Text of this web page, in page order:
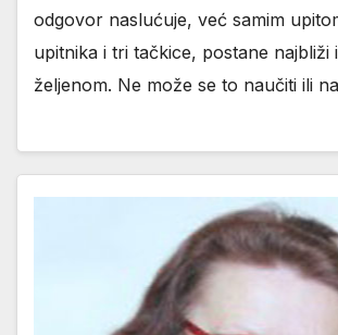
odgovor naslućuje, već samim
upitnika i tri tačkice, postane najbliži
željenom. Ne može se to naučiti ili